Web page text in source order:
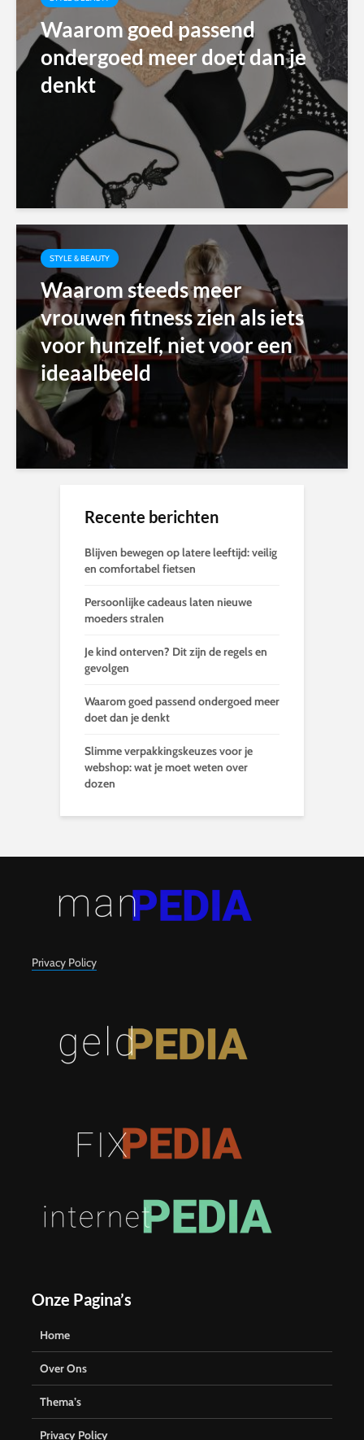
Waarom goed passend
ondergoed meer doet dan je
denkt
STYLE & BEAUTY
Waarom steeds meer
vrouwen fitness zien als iets
voor hunzelf, niet voor een
ideaalbeeld
Recente berichten
Blijven bewegen op latere leeftijd: veilig
en comfortabel fietsen
Persoonlijke cadeaus laten nieuwe
moeders stralen
Je kind onterven? Dit zijn de regels en
gevolgen
Waarom goed passend ondergoed meer
doet dan je denkt
Slimme verpakkingskeuzes voor je
webshop: wat je moet weten over
dozen
Privacy Policy
Onze Pagina’s
Home
Over Ons
Thema’s
Privacy Policy